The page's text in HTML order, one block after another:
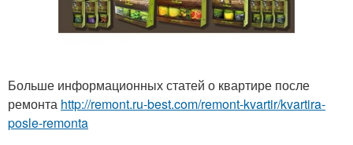
Больше информационных статей о квартире после
ремонта http://remont.ru-best.com/remont-kvartir/kvartira-
posle-remonta